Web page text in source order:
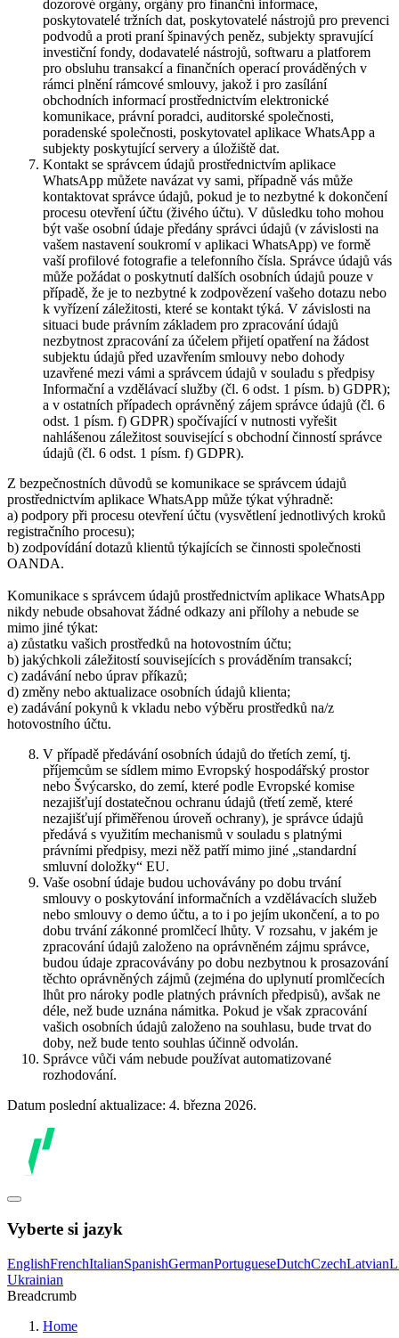
dozorové orgány, orgány pro finanční informace,
poskytovatelé tržních dat, poskytovatelé nástrojů pro prevenci
podvodů a proti praní špinavých peněz, subjekty spravující
investiční fondy, dodavatelé nástrojů, softwaru a platforem
pro obsluhu transakcí a finančních operací prováděných v
rámci plnění rámcové smlouvy, jakož i pro zasílání
obchodních informací prostřednictvím elektronické
komunikace, právní poradci, auditorské společnosti,
poradenské společnosti, poskytovatel aplikace WhatsApp a
subjekty poskytující servery a úložiště dat.
Kontakt se správcem údajů prostřednictvím aplikace
WhatsApp můžete navázat vy sami, případně vás může
kontaktovat správce údajů, pokud je to nezbytné k dokončení
procesu otevření účtu (živého účtu). V důsledku toho mohou
být vaše osobní údaje předány správci údajů (v závislosti na
vašem nastavení soukromí v aplikaci WhatsApp) ve formě
vaší profilové fotografie a telefonního čísla. Správce údajů vás
může požádat o poskytnutí dalších osobních údajů pouze v
případě, že je to nezbytné k zodpovězení vašeho dotazu nebo
k vyřízení záležitosti, které se kontakt týká. V závislosti na
situaci bude právním základem pro zpracování údajů
nezbytnost zpracování za účelem přijetí opatření na žádost
subjektu údajů před uzavřením smlouvy nebo dohody
uzavřené mezi vámi a správcem údajů v souladu s předpisy
Informační a vzdělávací služby (čl. 6 odst. 1 písm. b) GDPR);
a v ostatních případech oprávněný zájem správce údajů (čl. 6
odst. 1 písm. f) GDPR) spočívající v nutnosti vyřešit
nahlášenou záležitost související s obchodní činností správce
údajů (čl. 6 odst. 1 písm. f) GDPR).
Z bezpečnostních důvodů se komunikace se správcem údajů
prostřednictvím aplikace WhatsApp může týkat výhradně:
a) podpory při procesu otevření účtu (vysvětlení jednotlivých kroků
registračního procesu);
b) zodpovídání dotazů klientů týkajících se činnosti společnosti
OANDA.
Komunikace s správcem údajů prostřednictvím aplikace WhatsApp
nikdy nebude obsahovat žádné odkazy ani přílohy a nebude se
mimo jiné týkat:
a) zůstatku vašich prostředků na hotovostním účtu;
b) jakýchkoli záležitostí souvisejících s prováděním transakcí;
c) zadávání nebo úprav příkazů;
d) změny nebo aktualizace osobních údajů klienta;
e) zadávání pokynů k vkladu nebo výběru prostředků na/z
hotovostního účtu.
V případě předávání osobních údajů do třetích zemí, tj.
příjemcům se sídlem mimo Evropský hospodářský prostor
nebo Švýcarsko, do zemí, které podle Evropské komise
nezajišťují dostatečnou ochranu údajů (třetí země, které
nezajišťují přiměřenou úroveň ochrany), je správce údajů
předává s využitím mechanismů v souladu s platnými
právními předpisy, mezi něž patří mimo jiné „standardní
smluvní doložky“ EU.
Vaše osobní údaje budou uchovávány po dobu trvání
smlouvy o poskytování informačních a vzdělávacích služeb
nebo smlouvy o demo účtu, a to i po jejím ukončení, a to po
dobu trvání zákonné promlčecí lhůty. V rozsahu, v jakém je
zpracování údajů založeno na oprávněném zájmu správce,
budou údaje zpracovávány po dobu nezbytnou k prosazování
těchto oprávněných zájmů (zejména do uplynutí promlčecích
lhůt pro nároky podle platných právních předpisů), avšak ne
déle, než bude uznána námitka. Pokud je však zpracování
vašich osobních údajů založeno na souhlasu, bude trvat do
doby, než bude tento souhlas účinně odvolán.
Správce vůči vám nebude používat automatizované
rozhodování.
Datum poslední aktualizace: 4. března 2026.
Vyberte si jazyk
EnglishFrenchItalianSpanishGermanPortugueseDutchCzechLatvian
Ukrainian
Breadcrumb
Home